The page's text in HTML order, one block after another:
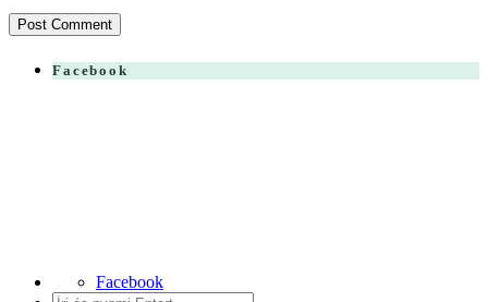
Facebook
Facebook